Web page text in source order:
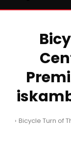
Bicycle Turn of